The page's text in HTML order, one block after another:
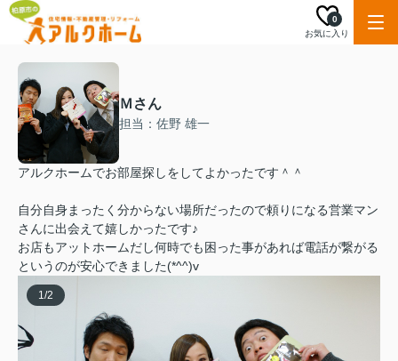
お気に入り
0
Ｍさん
担当：佐野 雄一
アルクホームでお部屋探しをしてよかったです＾＾
自分自身まったく分からない場所だったので頼りになる営業マン
さんに出会えて嬉しかったです♪
お店もアットホームだし何時でも困った事があれば電話が繋がる
というのが安心できました(*^^)v
1/2